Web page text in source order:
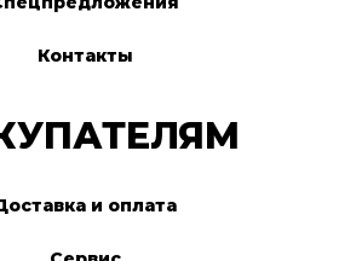
Контакты
и оплата